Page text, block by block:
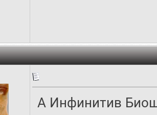
А Инфинитив